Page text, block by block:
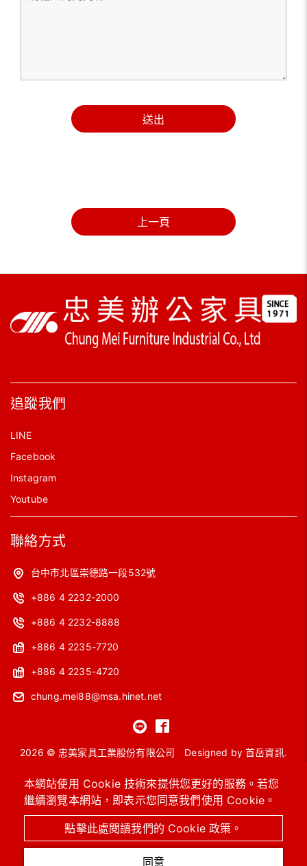
送出
上一頁
本網站使用 Cookie 技術來提供您更好的服務。若您
繼續瀏覽本網站，即表示您同意我們使用 Cookie。
點擊此處閱讀我們的 Cookie 政策。
同意
追蹤我們
LINE
Facebook
Instagram
Youtube
聯絡方式
台中市北區崇德路一段532號
+886 4 2232-2000
+886 4 2232-8888
+886 4 2235-7720
+886 4 2235-4720
chung.mei88@msa.hinet.net
2026 © 忠美家具工業股份有限公司 Designed by首岳資訊.
OA主管桌 工作站 會議桌 洽談桌椅
高級沙發
系統櫥櫃 / 圖書館設備
進口保險箱
OA辦公椅 / 功能椅
辦公OA屏風 / 辦公隔間